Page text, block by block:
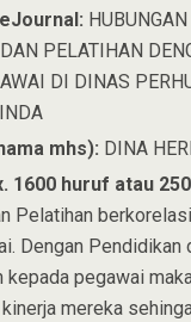
HUBUNGAN
PELATIHAN
DI DINAS
mhs): DINA
1600 huruf atau
Pelatihan
Dengan Pendidikan
kepada pegawai
mereka